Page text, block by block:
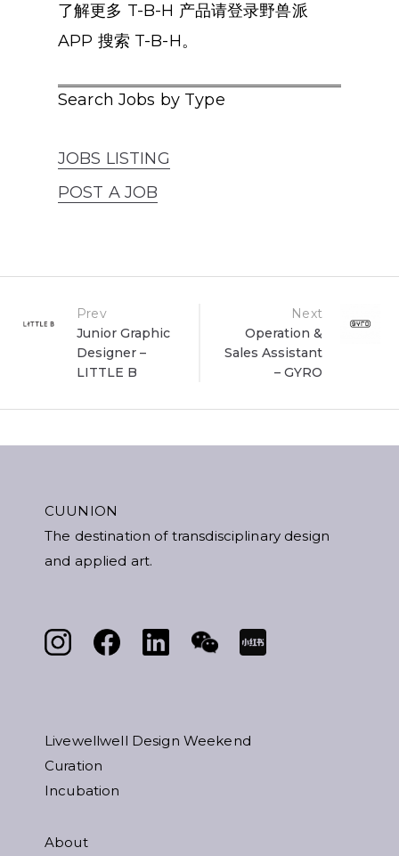
了解更多 T-B-H 产品请登录野兽派
APP 搜索 T-B-H。
Search Jobs by Type
JOBS LISTING
POST A JOB
Post
navigation
Prev
Junior Graphic
Designer –
LITTLE B
Next
Operation &
Sales Assistant
– GYRO
CUUNION
The destination of transdisciplinary design
and applied art.
Livewellwell Design Weekend
Curation
Incubation
About